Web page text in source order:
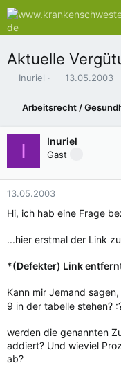
Aktuelle
E
e
Inuriel
E
s
t
e
l
l
13.05.2003
Arbeitsrecht /
I Inuriel
Gast
13.05.2003
Hi, ich hab eine Frage
...hier erstmal der Link
*(Defekter) Link
Kann mir Jemand
9 in der tabelle stehen?
werden die genannten
addiert? Und wieviel
ab?